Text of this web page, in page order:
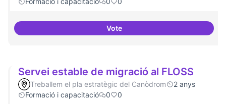
VoteLobby per FLOSS i
Servei estable de migració al FLOSS
Treballem el pla estratègic del Canòdrom
2 anys
Formació i capacitació
0 0